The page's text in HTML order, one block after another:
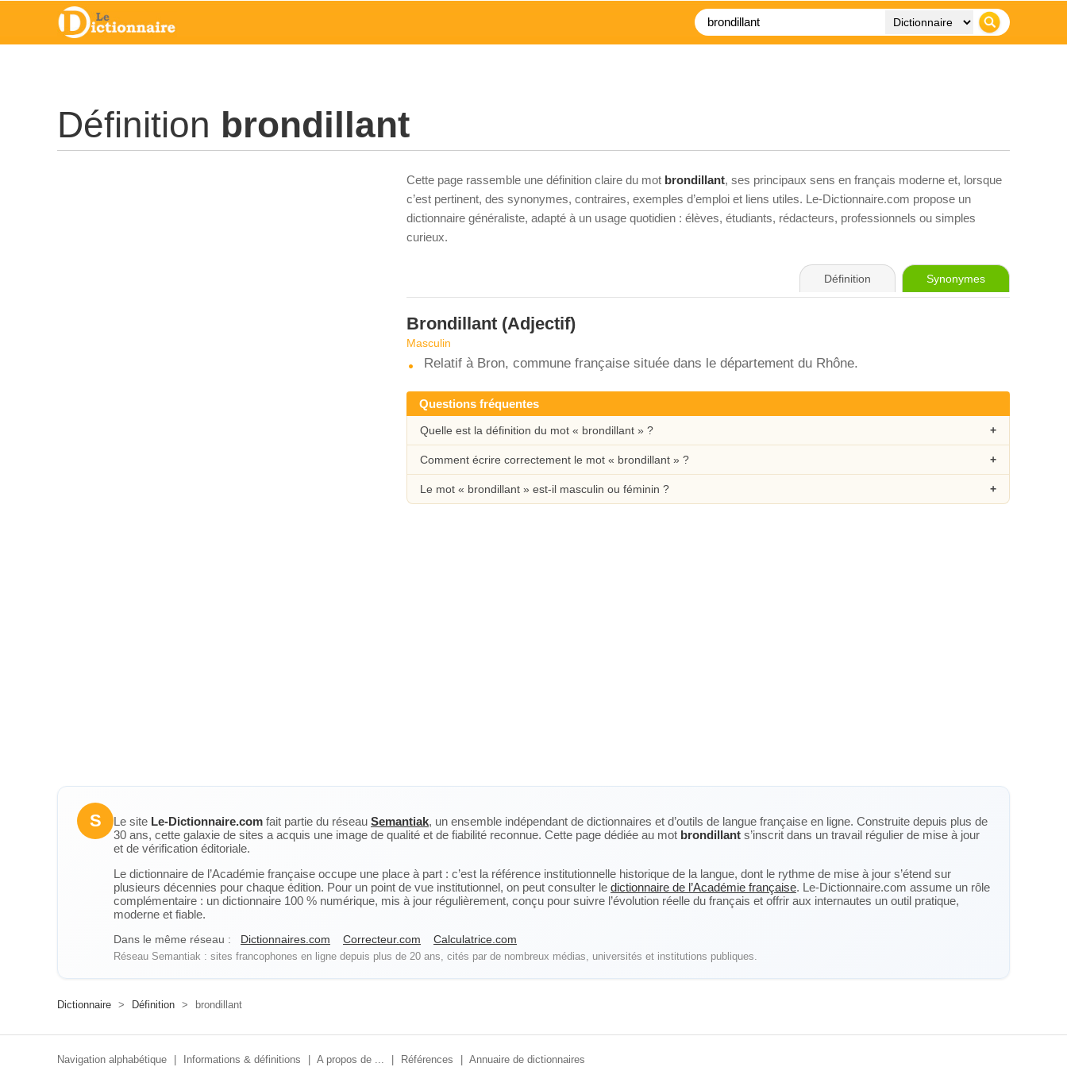
Définition brondillant
Cette page rassemble une définition claire du mot brondillant, ses principaux sens en français moderne et, lorsque
c’est pertinent, des synonymes, contraires, exemples d’emploi et liens utiles. Le-Dictionnaire.com propose un
dictionnaire généraliste, adapté à un usage quotidien : élèves, étudiants, rédacteurs, professionnels ou simples
curieux.
Définition Synonymes
Brondillant (Adjectif)
Masculin
Relatif à Bron, commune française située dans le département du Rhône.
Questions fréquentes
Quelle est la définition du mot « brondillant » ?
Comment écrire correctement le mot « brondillant » ?
Le mot « brondillant » est-il masculin ou féminin ?
S Le site Le-Dictionnaire.com fait partie du réseau Semantiak, un ensemble indépendant de dictionnaires et d’outils de langue française en ligne. Construite depuis plus de
30 ans, cette galaxie de sites a acquis une image de qualité et de fiabilité reconnue. Cette page dédiée au mot brondillant s’inscrit dans un travail régulier de mise à jour
et de vérification éditoriale.
Le dictionnaire de l’Académie française occupe une place à part : c’est la référence institutionnelle historique de la langue, dont le rythme de mise à jour s’étend sur
plusieurs décennies pour chaque édition. Pour un point de vue institutionnel, on peut consulter le dictionnaire de l’Académie française. Le-Dictionnaire.com assume un rôle
complémentaire : un dictionnaire 100 % numérique, mis à jour régulièrement, conçu pour suivre l’évolution réelle du français et offrir aux internautes un outil pratique,
moderne et fiable.
Dans le même réseau : Dictionnaires.com Correcteur.com Calculatrice.com
Réseau Semantiak : sites francophones en ligne depuis plus de 20 ans, cités par de nombreux médias, universités et institutions publiques.
Dictionnaire > Définition > brondillant
Navigation alphabétique Informations & définitions A propos de ... Références Annuaire de dictionnaires